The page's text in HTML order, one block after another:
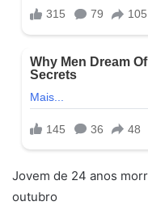
Jovem de 24 anos
outubro